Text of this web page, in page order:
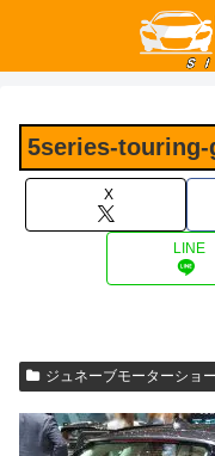
5series-touring-
X
LINE
ジュネーブモーターショ